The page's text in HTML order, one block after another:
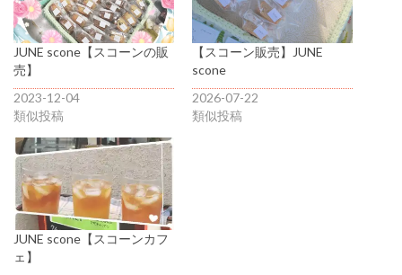
JUNE scone【スコーンの販
売】
2023-12-04
類似投稿
【スコーン販売】JUNE
scone
2026-07-22
類似投稿
JUNE scone【スコーンカフ
ェ】